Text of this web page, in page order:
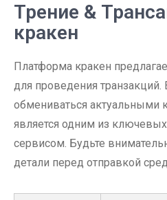
Трение &
кракен
Платформа кракен
для проведения
обмениваться актуальными
является одним из
сервисом. Будьте
детали перед отправкой